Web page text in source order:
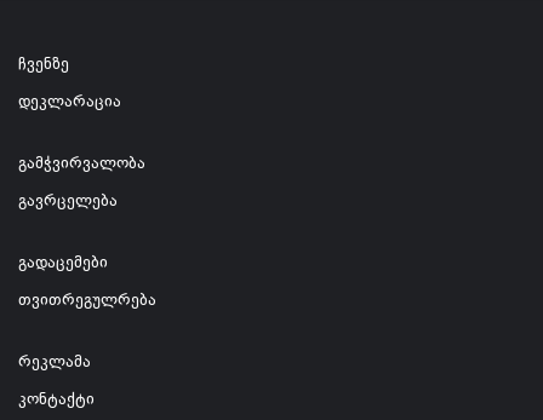
ჩვენზე
დეკლარაცია
გამჭვირვალობა
გავრცელება
გადაცემები
თვითრეგულრება
რეკლამა
კონტაქტი